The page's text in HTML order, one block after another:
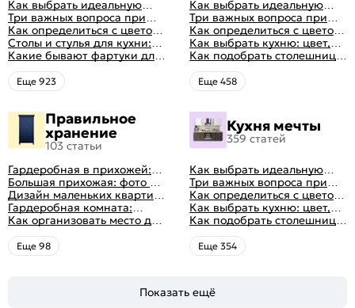
Как выбрать идеальную
планировку для кухни
Три важных вопроса при
выборе кухни: готовка,
посуда, комфорт
Как определиться с цветом
кухни: светлые, темные,
яркие
Столы и стулья для кухни:
советы по выбору
Какие бывают фартуки для
кухни: как правильно
выбрать
Eще 923
Как выбрать идеальную
планировку для кухни
Три важных вопроса при
выборе кухни: готовка,
посуда, комфорт
Как определиться с цветом
кухни: светлые, темные,
яркие
Как выбрать кухню: цвет,
планировка, аксессуары
Как подобрать столешницу
для кухни по цвету
Eще 458
Правильное
хранение
103 статьи
Гардеробная в прихожей:
виды, фото в интерьере,
идеи дизайна
Большая прихожая: фото с
функциональным
распределением дизайна
Дизайн маленьких квартир:
10 идей для дизайна
интерьера с фото
Гардеробная комната:
дизайн, планировка, советы
по обустройству,
распространенные ошибки
Как организовать место для
хранения на балконе
Eще 98
Кухня мечты
359 статей
Как выбрать идеальную
планировку для кухни
Три важных вопроса при
выборе кухни: готовка,
посуда, комфорт
Как определиться с цветом
кухни: светлые, темные,
яркие
Как выбрать кухню: цвет,
планировка, аксессуары
Как подобрать столешницу
для кухни по цвету
Eще 354
Показать ещё